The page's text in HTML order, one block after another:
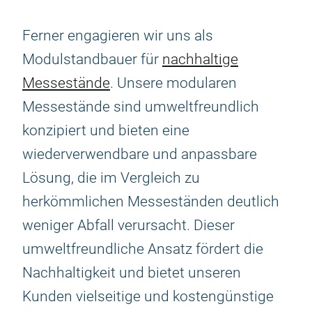
Ferner engagieren wir uns als
Modulstandbauer für nachhaltige
Messestände. Unsere modularen
Messestände sind umweltfreundlich
konzipiert und bieten eine
wiederverwendbare und anpassbare
Lösung, die im Vergleich zu
herkömmlichen Messeständen deutlich
weniger Abfall verursacht. Dieser
umweltfreundliche Ansatz fördert die
Nachhaltigkeit und bietet unseren
Kunden vielseitige und kostengünstige